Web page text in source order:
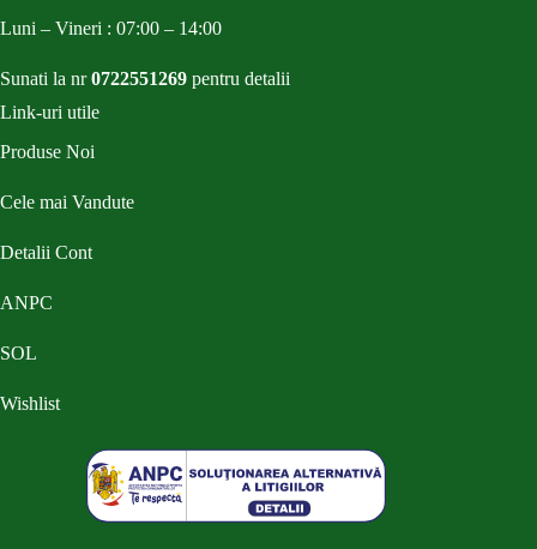
Luni – Vineri : 07:00 – 14:00
Sunati la nr0722551269 pentru detalii
Link-uri utile
Produse Noi
Cele mai Vandute
Detalii Cont
ANPC
SOL
Wishlist